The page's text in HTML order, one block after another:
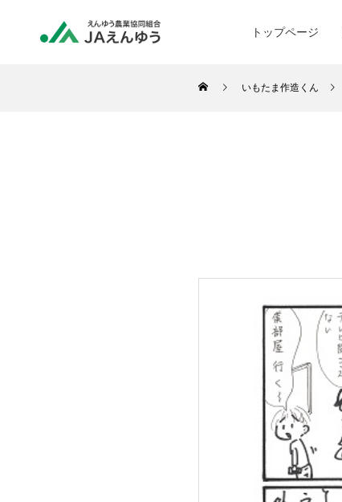
トップページ
いもたま作造くん